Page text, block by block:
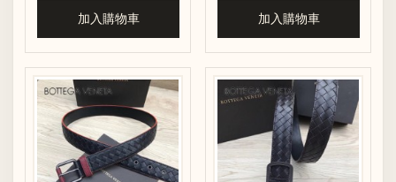
加入購物車 加入購物車